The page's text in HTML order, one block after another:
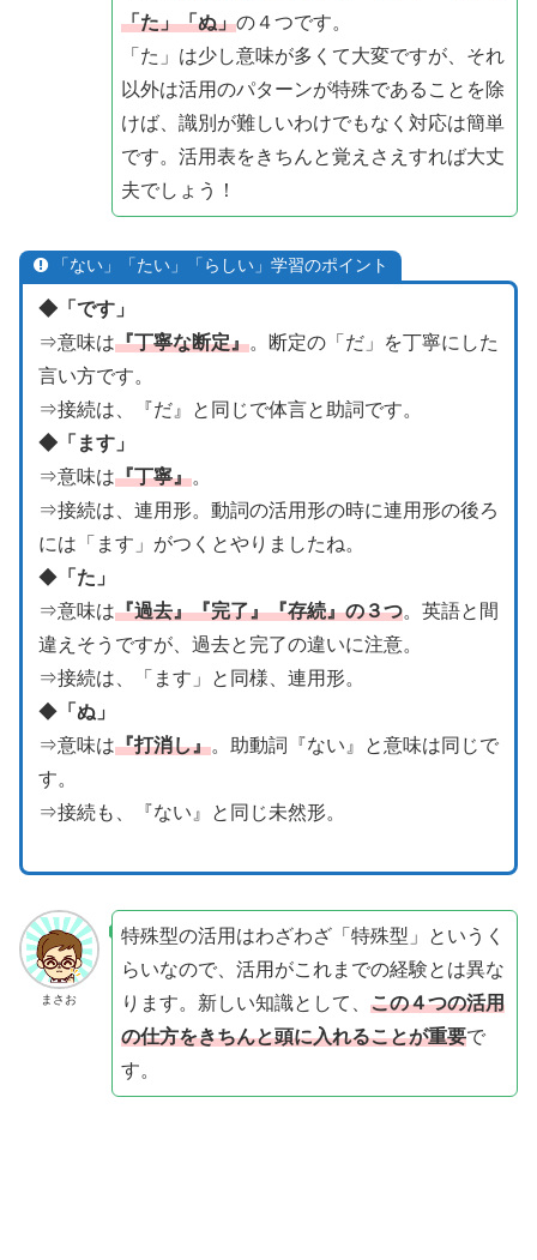
「た」「ぬ」の４つです。
「た」は少し意味が多くて大変ですが、それ
以外は活用のパターンが特殊であることを除
けば、識別が難しいわけでもなく対応は簡単
です。活用表をきちんと覚えさえすれば大丈
夫でしょう！
「ない」「たい」「らしい」学習のポイント
◆「です」
⇒意味は『丁寧な断定』。断定の「だ」を丁寧にした
言い方です。
⇒接続は、『だ』と同じで体言と助詞です。
◆「ます」
⇒意味は『丁寧』。
⇒接続は、連用形。動詞の活用形の時に連用形の後ろ
には「ます」がつくとやりましたね。
◆「た」
⇒意味は『過去』『完了』『存続』の３つ。英語と間
違えそうですが、過去と完了の違いに注意。
⇒接続は、「ます」と同様、連用形。
◆「ぬ」
⇒意味は『打消し』。助動詞『ない』と意味は同じで
す。
⇒接続も、『ない』と同じ未然形。
まさお
特殊型の活用はわざわざ「特殊型」というく
らいなので、活用がこれまでの経験とは異な
ります。新しい知識として、 この４つの活用
の仕方をきちんと頭に入れることが重要で
す。